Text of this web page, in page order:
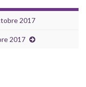
2017
2017